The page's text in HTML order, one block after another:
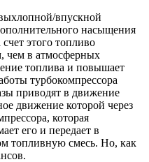
впускной
насыщения
этого топливо
чем в атмосферных
топлива и повышает
турбокомпрессора
приводят в движение
движение которой через
которая
его и передает в
топливную смесь. Но, как